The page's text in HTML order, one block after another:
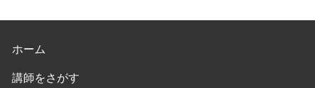
ホーム
講師をさがす